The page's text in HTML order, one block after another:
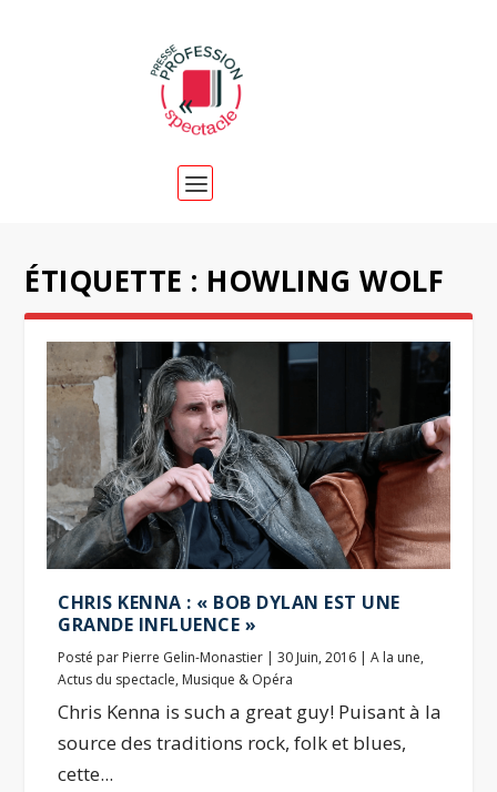
ÉTIQUETTE : HOWLING WOLF
CHRIS KENNA : « BOB DYLAN EST UNE
GRANDE INFLUENCE »
Posté par Pierre Gelin-Monastier |30 Juin, 2016 |A la une,
Actus du spectacle, Musique & Opéra
Chris Kenna is such a great guy! Puisant à la
source des traditions rock, folk et blues,
cette...